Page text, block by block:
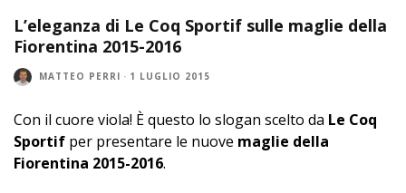
L’eleganza di Le Coq Sportif sulle maglie della
Fiorentina 2015-2016
MATTEO PERRI · 1 LUGLIO 2015
Con il cuore viola! È questo lo slogan scelto da Le Coq
Sportif per presentare le nuove maglie della
Fiorentina 2015-2016.